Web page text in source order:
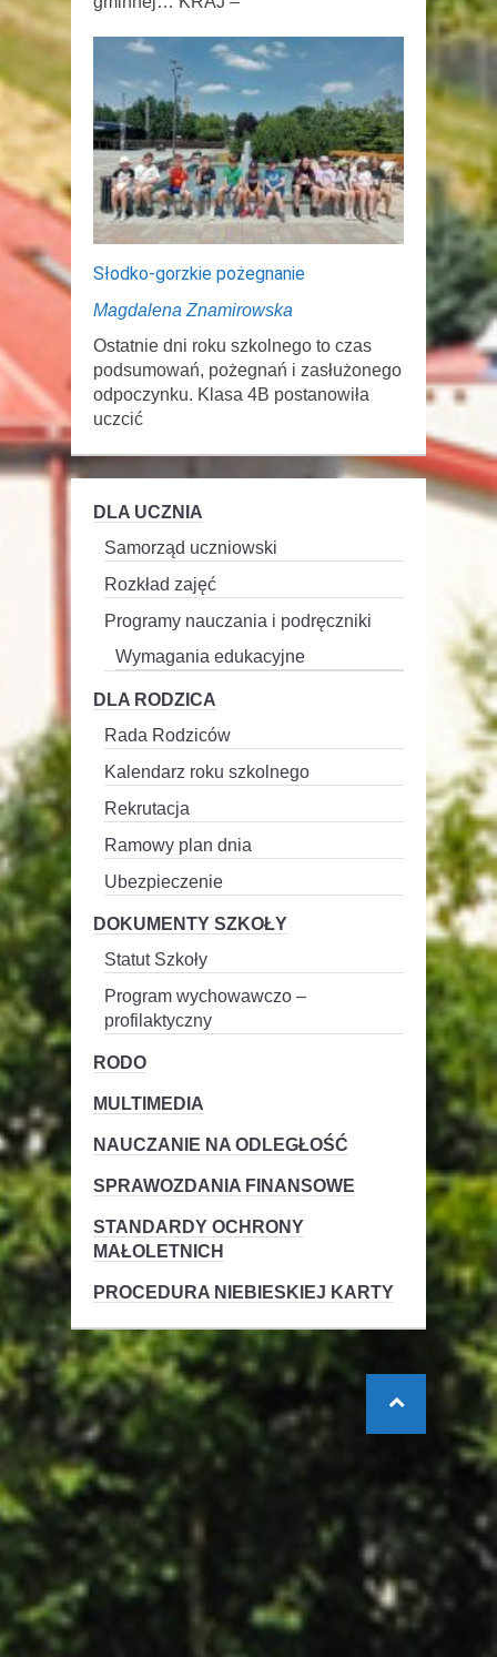
Słodko-gorzkie pożegnanie
Magdalena Znamirowska
Ostatnie dni roku szkolnego to czas
podsumowań, pożegnań i zasłużonego
odpoczynku. Klasa 4B postanowiła
uczcić
DLA UCZNIA
Samorząd uczniowski
Rozkład zajęć
Programy nauczania i podręczniki
Wymagania edukacyjne
DLA RODZICA
Rada Rodziców
Kalendarz roku szkolnego
Rekrutacja
Ramowy plan dnia
Ubezpieczenie
DOKUMENTY SZKOŁY
Statut Szkoły
Program wychowawczo –
profilaktyczny
RODO
MULTIMEDIA
NAUCZANIE NA ODLEGŁOŚĆ
SPRAWOZDANIA FINANSOWE
STANDARDY OCHRONY
MAŁOLETNICH
PROCEDURA NIEBIESKIEJ KARTY